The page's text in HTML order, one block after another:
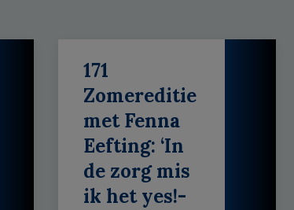
171
Zomereditie
met Fenna
Eefting: ‘In
de zorg mis
ik het yes!-